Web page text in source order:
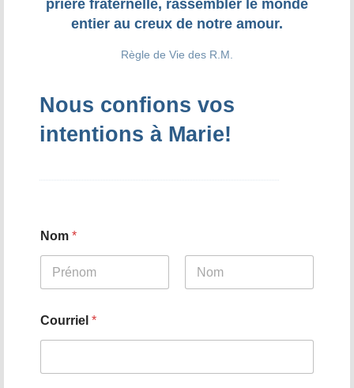
La tradition des Recluses
Chapelle d’adoration
prière fraternelle, rassembler le monde
entier au creux de notre amour.
Règle de Vie des R.M.
Nous confions vos
intentions à Marie!
Nom *
V
o
*
Courriel *